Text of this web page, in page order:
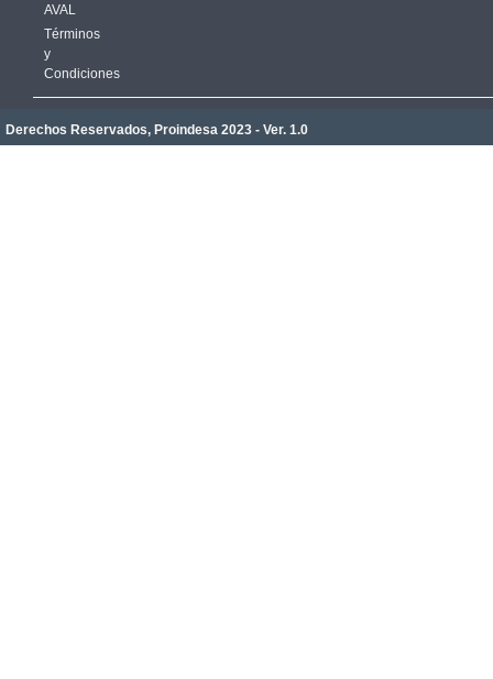
AVAL
Términos
y
Condiciones
Derechos Reservados, Proindesa 2023 - Ver. 1.0